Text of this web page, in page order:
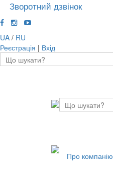
Зворотний дзвінок
UA / RU
Реєстрація | Вхід
Про компанію